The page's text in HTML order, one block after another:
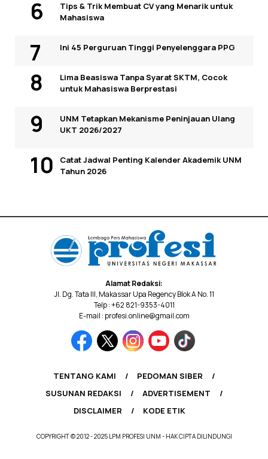
Tips & Trik Membuat CV yang Menarik untuk
Mahasiswa
Ini 45 Perguruan Tinggi Penyelenggara PPG
Lima Beasiswa Tanpa Syarat SKTM, Cocok
untuk Mahasiswa Berprestasi
UNM Tetapkan Mekanisme Peninjauan Ulang
UKT 2026/2027
Catat Jadwal Penting Kalender Akademik UNM
Tahun 2026
Alamat Redaksi:
Jl. Dg. Tata III, Makassar Upa Regency Blok A No. 11
Telp : +62 821-9353-4011
E-mail : profesi.online@gmail.com
TENTANG KAMI
PEDOMAN SIBER
SUSUNAN REDAKSI
ADVERTISEMENT
DISCLAIMER
KODE ETIK
COPYRIGHT © 2012 - 2025 LPM PROFESI UNM - HAK CIPTA DILINDUNGI